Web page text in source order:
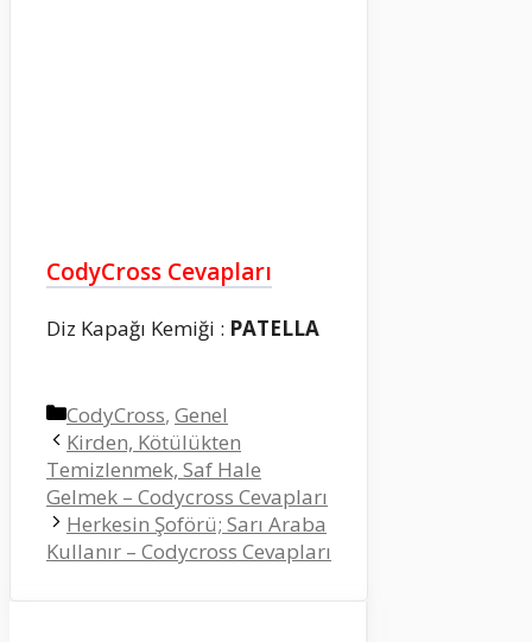
CodyCross Cevapları
Diz Kapağı Kemiği : PATELLA
Kategoriler
CodyCross, Genel
Kirden, Kötülükten
Temizlenmek, Saf Hale
Gelmek – Codycross Cevapları
Herkesin Şoförü; Sarı Araba
Kullanır – Codycross Cevapları